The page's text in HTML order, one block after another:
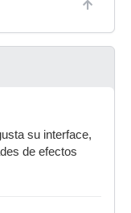
su interface,
de efectos